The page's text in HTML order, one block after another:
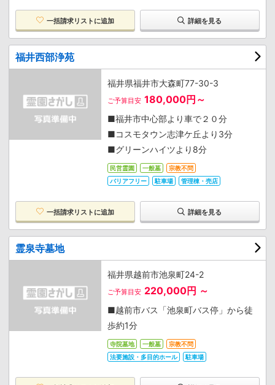
一括請求リストに追加 詳細を見る
福井西部浄苑
福井県福井市大森町77-30-3
ご予算目安 180,000円～
■福井市中心部より車で２０分
■コスモタウン志津ケ丘より3分
■グリーンハイツより8分
民営霊園 一般墓
宗教不問
バリアフリー
駐車場 管理棟・売店
一括請求リストに追加 詳細を見る
霊泉寺墓地
福井県越前市池泉町24-2
ご予算目安 220,000円 ～
■越前市バス「池泉町バス停」から徒
歩約1分
寺院墓地 一般墓
宗教不問
法要施設・多目的ホール
駐車場